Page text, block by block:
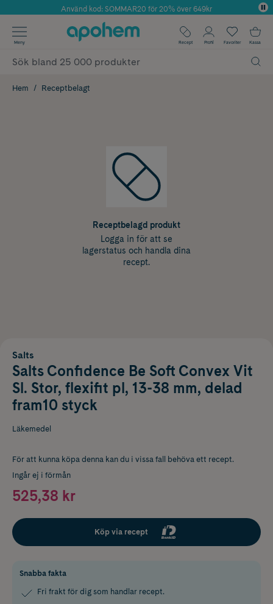
Årets Butik 2025 inom Skönhet
Använd kod: SOMMAR20 för 20% över 649kr
✓ Fri frakt
✓ Poäng på alla köp*
Meny Recept Profil Favoriter Kassa
Hem Receptbelagt
Receptbelagd produkt
Logga in för att se
lagerstatus och handla dina
recept.
Salts
Salts Confidence Be Soft Convex Vit
Sl. Stor, flexifit pl, 13-38 mm, delad
fram10 styck
Läkemedel
För att kunna köpa denna kan du i vissa fall behöva ett recept.
Ingår ej i förmån
525,38 kr
Köp via recept
Snabba fakta
Fri frakt för dig som handlar recept.